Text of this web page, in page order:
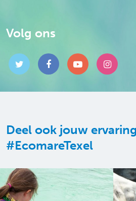
Volg ons
Deel ook jouw
#EcomareTexel